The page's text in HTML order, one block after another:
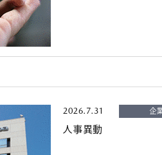
2026.7.31 企
人事異動